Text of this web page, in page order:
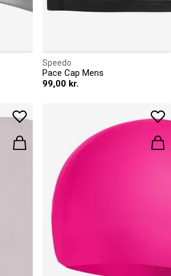
Speedo
Pace Cap Mens
99,00 kr.